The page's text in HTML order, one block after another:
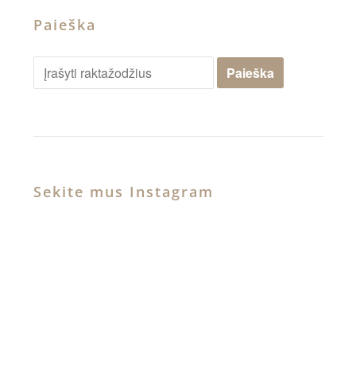
Paieška
Sekite mus Instagram